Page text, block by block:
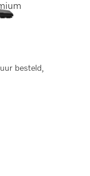
besteld,